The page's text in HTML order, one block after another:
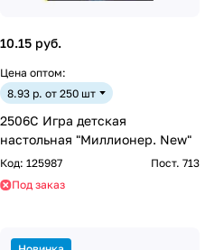
10.15 руб.
Цена оптом:
8.93 р. от 250 шт
2506C Игра детская
настольная "Миллионер. New"
Код: 125987
Пост. 713
Под заказ